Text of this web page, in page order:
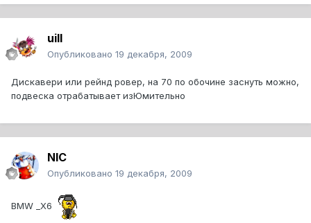
uill
Опубликовано 19 декабря, 2009
Дискавери или рейнд ровер, на 70 по обочине заснуть можно,
подвеска отрабатывает изЮмительно
NIC
Опубликовано 19 декабря, 2009
BMW _X6